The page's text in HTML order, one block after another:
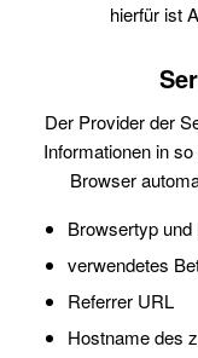
hierfür ist
Der Provider der
Informationen in
Browser
Browsertyp
verwendetes
Referrer URL
Hostname des